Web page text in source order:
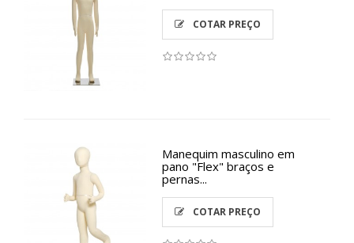
COTAR PREÇO
Manequim masculino em
pano "Flex" braços e
pernas...
COTAR PREÇO